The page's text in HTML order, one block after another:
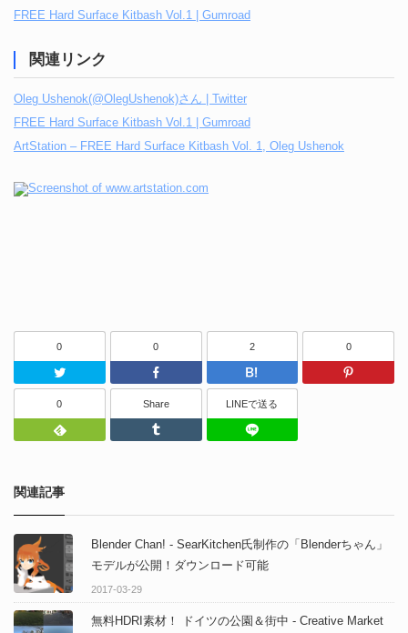
FREE Hard Surface Kitbash Vol.1 | Gumroad
関連リンク
Oleg Ushenok(@OlegUshenok)さん | Twitter
FREE Hard Surface Kitbash Vol.1 | Gumroad
ArtStation – FREE Hard Surface Kitbash Vol. 1, Oleg Ushenok
0
Twitter
0
Facebook
2
はてなブッ
0
0
Feedly
Share
Tumblr
LINEで送る
関連記事
Blender Chan! - SearKitchen氏制作の「Blenderちゃん」
モデルが公開！ダウンロード可能
2017-03-29
無料HDRI素材！ ドイツの公園＆街中 - Creative Market